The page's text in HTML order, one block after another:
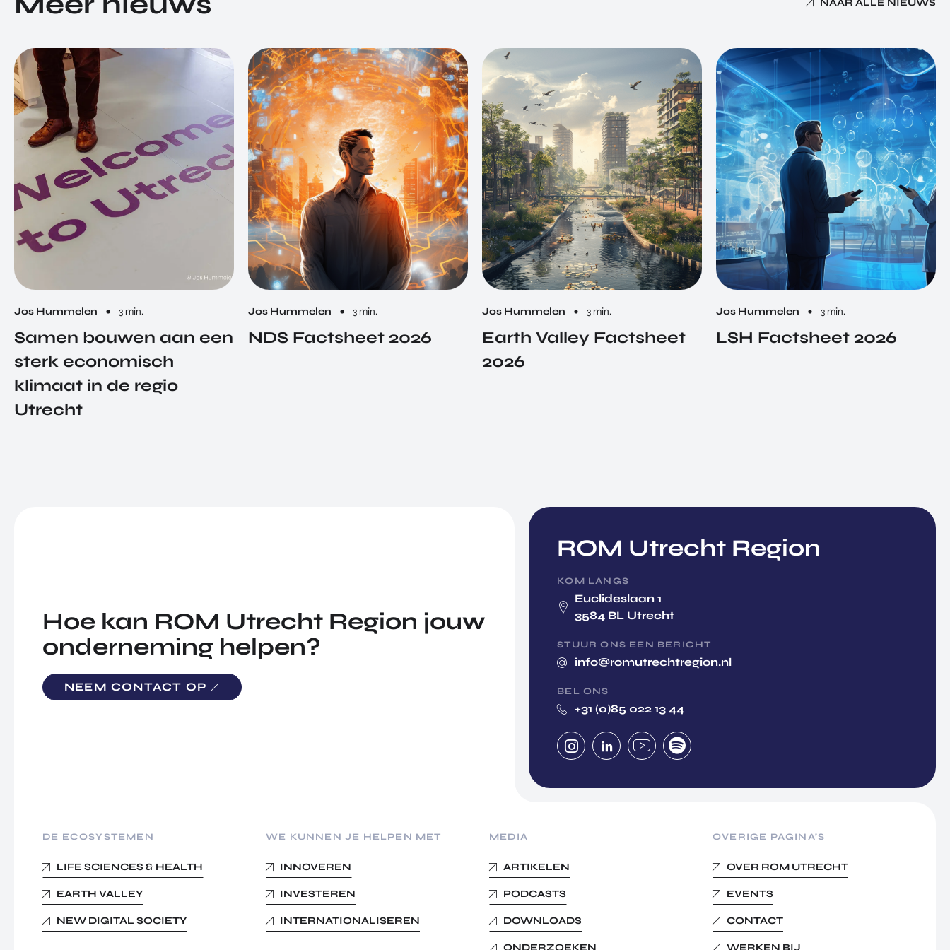
NAAR ALLE NIEUWS
Jos Hummelen 3 min.
Samen bouwen aan een
sterk economisch
klimaat in de regio
Utrecht
Jos Hummelen 3 min.
NDS Factsheet 2026
Jos Hummelen 3 min.
Earth Valley Factsheet
2026
Jos Hummelen 3 min.
LSH Factsheet 2026
Hoe kan ROM Utrecht Region jouw
onderneming helpen?
NEEM CONTACT OP
ROM Utrecht Region
KOM LANGS
Euclideslaan 1
3584 BL Utrecht
STUUR ONS EEN BERICHT
info@romutrechtregion.nl
BEL ONS
+31 (0)85 022 13 44
DE ECOSYSTEMEN
LIFE SCIENCES & HEALTH
EARTH VALLEY
NEW DIGITAL SOCIETY
WE KUNNEN JE HELPEN MET
INNOVEREN
INVESTEREN
INTERNATIONALISEREN
MEDIA
ARTIKELEN
PODCASTS
DOWNLOADS
ONDERZOEKEN
OVERIGE PAGINA’S
OVER ROM UTRECHT
EVENTS
CONTACT
WERKEN BIJ